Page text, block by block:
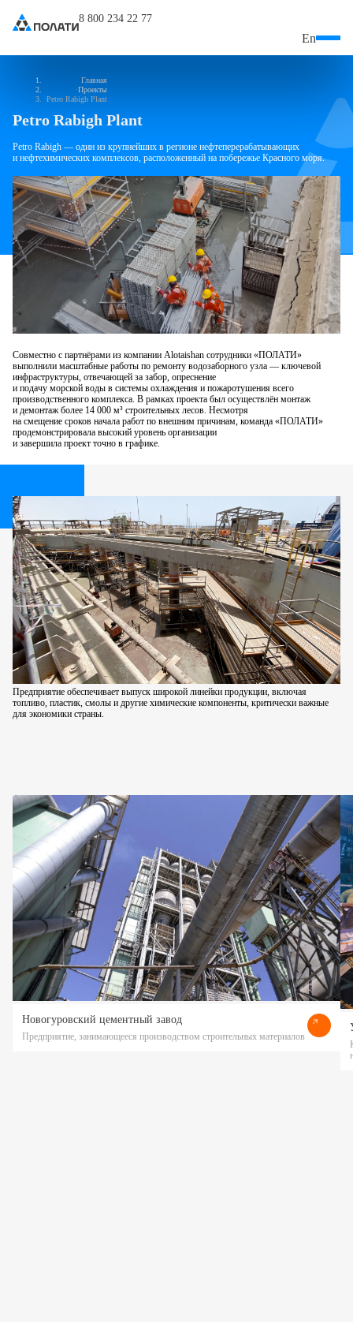
8 800 234 22 77
En
Главная
Проекты
Petro Rabigh Plant
Petro Rabigh Plant
Petro Rabigh — один из крупнейших в регионе нефтеперерабатывающих
и нефтехимических комплексов, расположенный на побережье Красного моря.
Совместно с партнёрами из компании Alotaishan сотрудники «ПОЛАТИ»
выполнили масштабные работы по ремонту водозаборного узла — ключевой
инфраструктуры, отвечающей за забор, опреснение
и подачу морской воды в системы охлаждения и пожаротушения всего
производственного комплекса. В рамках проекта был осуществлён монтаж
и демонтаж более 14 000 м³ строительных лесов. Несмотря
на смещение сроков начала работ по внешним причинам, команда «ПОЛАТИ»
продемонстрировала высокий уровень организации
и завершила проект точно в графике.
Предприятие обеспечивает выпуск широкой линейки продукции, включая
топливо, пластик, смолы и другие химические компоненты, критически важные
для экономики страны.
Новогуровский цементный завод
Предприятие, занимающееся производством строительных материалов